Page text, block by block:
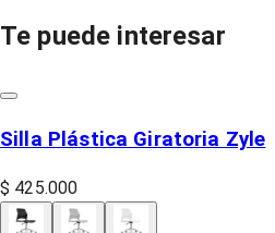
Te puede interesar
Silla Plástica Giratoria Zyle
$ 425.000